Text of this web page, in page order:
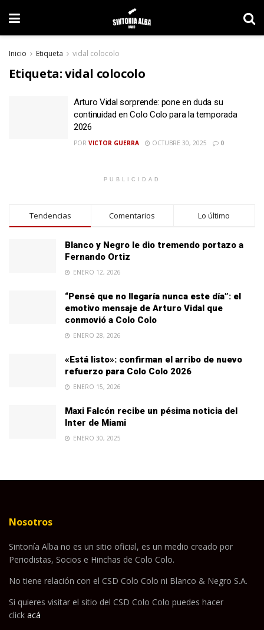
Inicio Etiqueta vidal colocolo
Etiqueta:vidal colocolo
Arturo Vidal sorprende: pone en duda su
continuidad en Colo Colo para la temporada
2026
POR VICTOR GUERRA OCTUBRE 30, 2025 0
PUBLICIDAD
Tendencias Comentarios Lo último
Blanco y Negro le dio tremendo portazo a
Fernando Ortiz
ENERO 12, 2026
“Pensé que no llegaría nunca este día”: el
emotivo mensaje de Arturo Vidal que
conmovió a Colo Colo
ENERO 28, 2026
«Está listo»: confirman el arribo de nuevo
refuerzo para Colo Colo 2026
ENERO 15, 2026
Maxi Falcón recibe un pésima noticia del
Inter de Miami
ENERO 30, 2025
Nosotros
Sintonía Alba no es un sitio oficial, es un medio creado por
Periodistas, Socios e Hinchas de Colo Colo.
No tiene relación con el CSD Colo Colo ni Blanco & Negro S.A.
Si quieres visitar el sitio del CSD Colo Colo puedes hacer
click acá